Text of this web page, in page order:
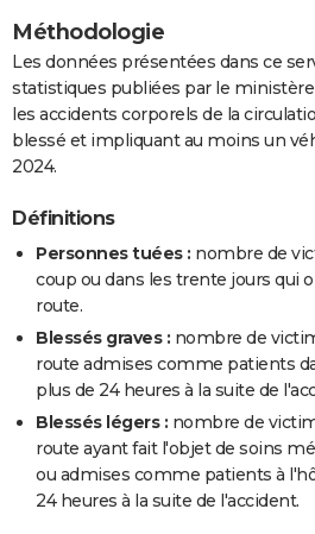
Méthodologie
Les données présentées dans ce
statistiques publiées par le
les accidents corporels de la
blessé et impliquant au moins un
2024.
Définitions
Personnes tuées : nombre de
coup ou dans les trente jours qui
route.
Blessés graves : nombre de
route admises comme patients
plus de 24 heures à la suite de
Blessés légers : nombre de
route ayant fait l'objet de soins
ou admises comme patients à
24 heures à la suite de l'accident.